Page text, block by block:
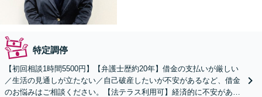
特定調停
【初回相談1時間5500円】【弁護士歴約20年】借金の支払いが厳しい
／生活の見通しが立たない／自己破産したいが不安があるなど、借金
のお悩みはご相談ください。【法テラス利用可】経済的に不安がある